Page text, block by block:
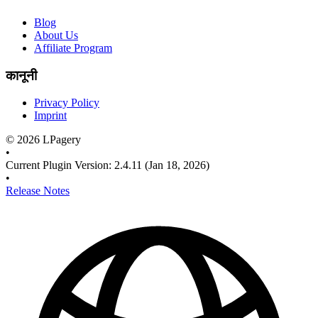
Blog
About Us
Affiliate Program
कानूनी
Privacy Policy
Imprint
© 2026 LPagery
•
Current Plugin Version: 2.4.11 (Jan 18, 2026)
•
Release Notes